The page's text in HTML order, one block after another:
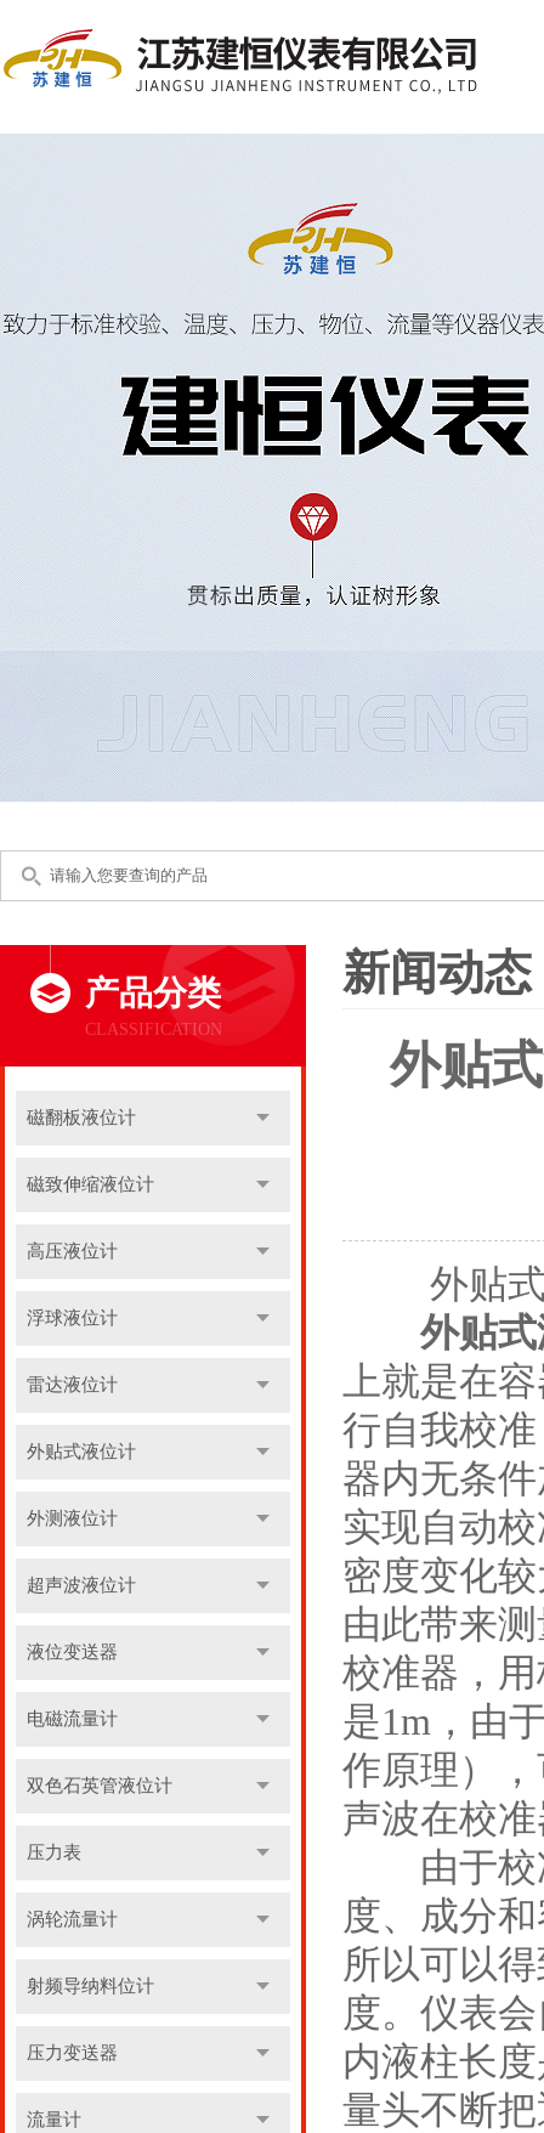
产品分类
CLASSIFICATION
磁翻板液位计
磁致伸缩液位计
高压液位计
浮球液位计
雷达液位计
外贴式液位计
外测液位计
超声波液位计
液位变送器
电磁流量计
双色石英管液位计
压力表
涡轮流量计
射频导纳料位计
压力变送器
流量计
新闻动态
外贴
外贴式液
外贴
上就是在
行自我校
器内无条
实现自动
密度变化
由此带来
校准器，
是1m，由
作原理）
声波在校
由于校准
度、成分
所以可以
度。仪表
内液柱长
量头不断